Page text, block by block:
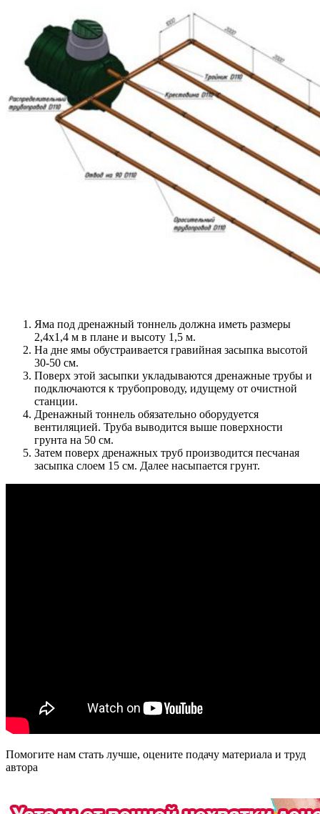
Яма под дренажный тоннель должна иметь размеры
2,4х1,4 м в плане и высоту 1,5 м.
На дне ямы обустраивается гравийная засыпка высотой
30-50 см.
Поверх этой засыпки укладываются дренажные трубы и
подключаются к трубопроводу, идущему от очистной
станции.
Дренажный тоннель обязательно оборудуется
вентиляцией. Труба выводится выше поверхности
грунта на 50 см.
Затем поверх дренажных труб производится песчаная
засыпка слоем 15 см. Далее насыпается грунт.
Помогите нам стать лучше, оцените подачу материала и труд
автора